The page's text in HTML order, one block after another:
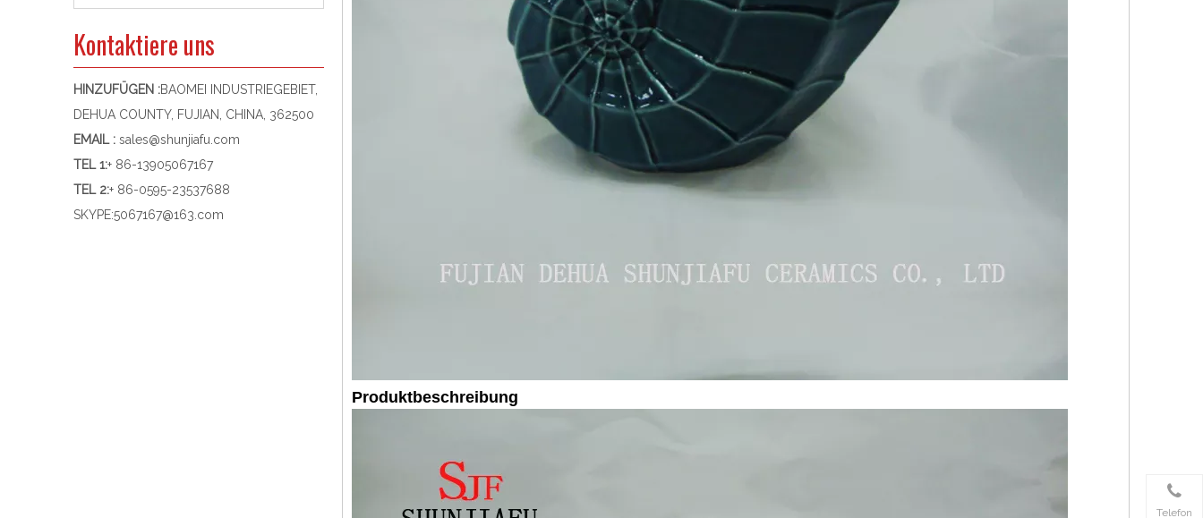
Kontaktiere uns
HINZUFÜGEN :BAOMEI INDUSTRIEGEBIET,
DEHUA COUNTY, FUJIAN, CHINA, 362500
EMAIL : sales@shunjiafu.com
TEL 1:+ 86-13905067167
TEL 2:+ 86-0595-23537688
SKYPE:5067167@163.com
Produktbeschreibung
Telefon